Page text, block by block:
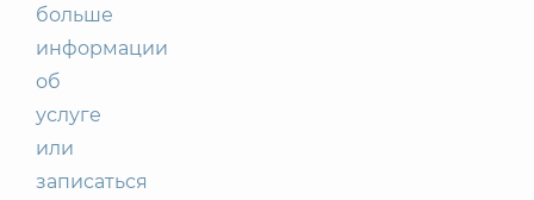
больше
информации
об
услуге
или
записаться